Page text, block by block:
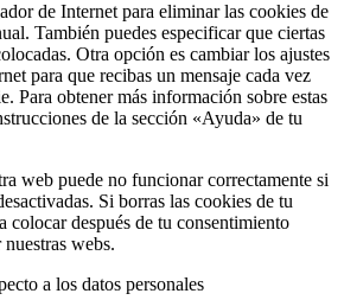
de Internet para eliminar las cookies de
También puedes especificar que ciertas
Otra opción es cambiar los ajustes
para que recibas un mensaje cada vez
Para obtener más información sobre estas
de la sección «Ayuda» de tu
web puede no funcionar correctamente si
Si borras las cookies de tu
colocar después de tu consentimiento
webs.
a los datos personales